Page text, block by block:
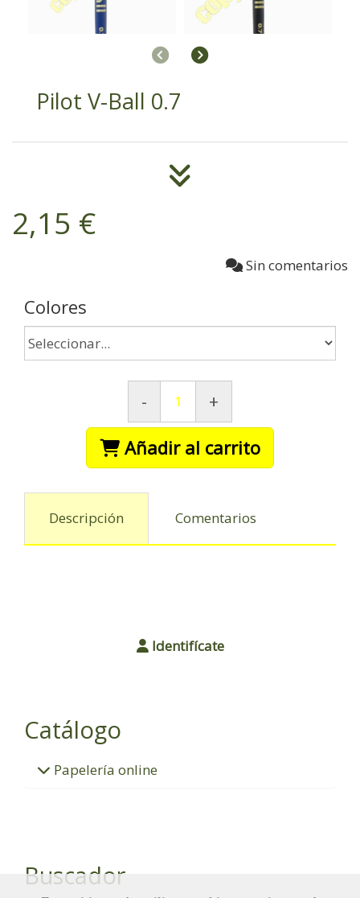
AnteriorSiguiente
Pilot V-Ball 0.7
2,15 €
Sin comentarios
Colores
-
+
Añadir al carrito
Descripción Comentarios
Identifícate
Catálogo
Papelería online
Buscador